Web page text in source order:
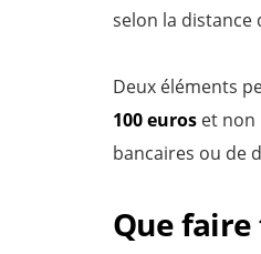
selon la distance
Deux éléments
100 euros et non
bancaires ou de
Que faire